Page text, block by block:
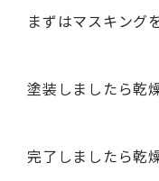
まずはマスキング
塗装しましたら乾
完了しましたら乾